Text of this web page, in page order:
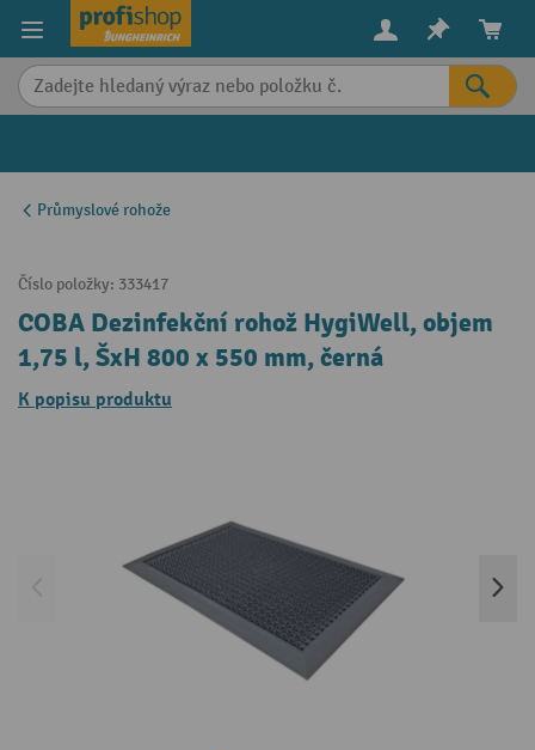
content
Průmyslové rohože
Číslo položky: 333417
COBA Dezinfekční rohož HygiWell, objem
1,75 l, ŠxH 800 x 550 mm, černá
K popisu produktu